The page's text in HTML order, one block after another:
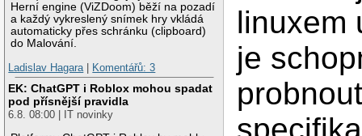
Herní engine (ViZDoom) běží na pozadí
a každý vykreslený snímek hry vkládá
automaticky přes schránku (clipboard)
do Malování.
Ladislav Hagara
Komentářů: 3
EK: ChatGPT i Roblox mohou spadat
pod přísnější pravidla
6.8. 08:00 | IT novinky
linuxem
je